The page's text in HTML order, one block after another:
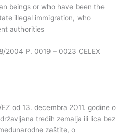
beings or who have been the
illegal immigration, who
authorities
2004 P. 0019 – 0023 CELEX
od 13. decembra 2011. godine o
trećih zemalja ili lica bez
zaštite, o